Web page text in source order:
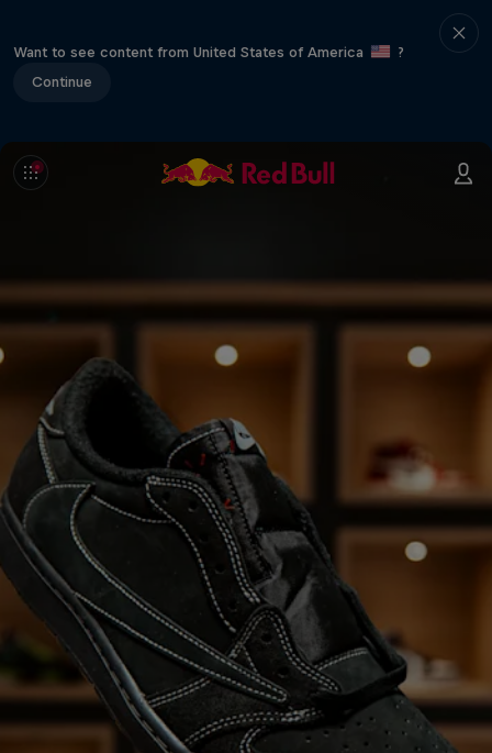
Want to see content from United States of America
?
Continue